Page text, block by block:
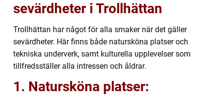
sevärdheter i Trollhättan
Trollhättan har något för alla smaker när det gäller
sevärdheter. Här finns både natursköna platser och
tekniska underverk, samt kulturella upplevelser som
tillfredsställer alla intressen och åldrar.
1. Natursköna platser: